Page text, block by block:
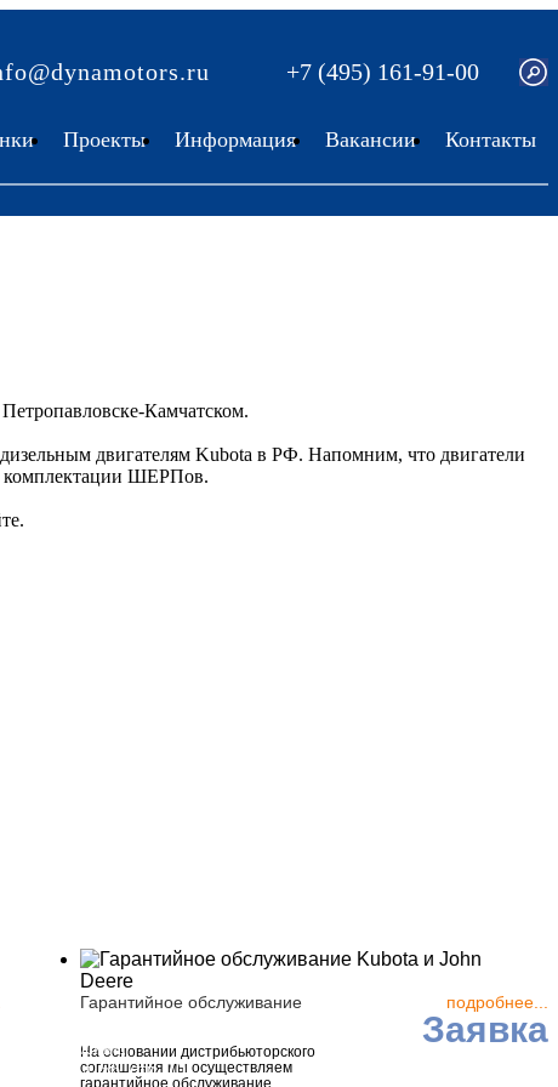
+7 (495) 161-91-00
Проекты Информация Вакансии Контакты
Камчатском.
двигателям Kubota в РФ. Напомним, что двигатели
комплектации ШЕРПов.
Гарантийное обслуживание
На основании дистрибьюторского
соглашения мы осуществляем
гарантийное обслуживание
подробнее...
Заявка
г. Москва,
д. 56, стр. 10